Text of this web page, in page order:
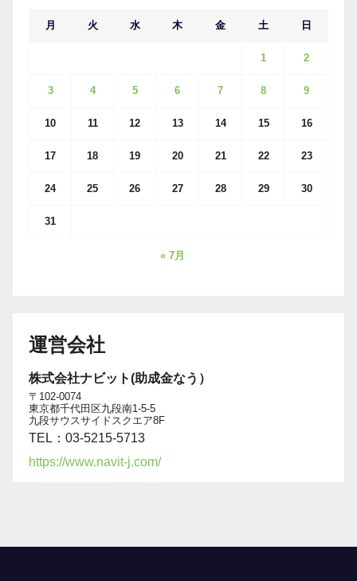
月 火 水 木 金 土 日
1 2
3 4 5 6 7 8 9
10 11 12 13 14 15 16
17 18 19 20 21 22 23
24 25 26 27 28 29 30
31
« 7月
運営会社
株式会社ナビット(助成金なう）
〒102-0074
東京都千代田区九段南1-5-5
九段サウスサイドスクエア8F
TEL：03-5215-5713
https://www.navit-j.com/